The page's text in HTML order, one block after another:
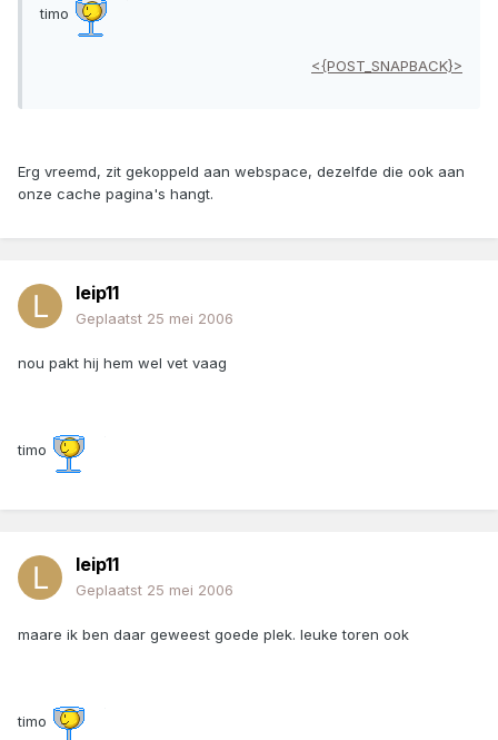
timo
<{POST_SNAPBACK}>
Erg vreemd, zit gekoppeld aan webspace, dezelfde die ook aan
onze cache pagina's hangt.
leip11
Geplaatst 25 mei 2006
nou pakt hij hem wel vet vaag
timo
leip11
Geplaatst 25 mei 2006
maare ik ben daar geweest goede plek. leuke toren ook
timo